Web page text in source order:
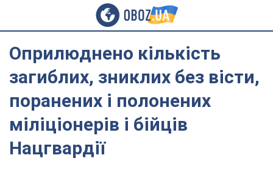
Оприлюднено кількість
загиблих, зниклих без вісти,
поранених і полонених
міліціонерів і бійців
Нацгвардії